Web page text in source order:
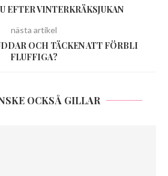
EFTER VINTERKRÄKSJUKAN
nästa artikel
OCH TÄCKEN ATT FÖRBLI
FLUFFIGA?
OCKSÅ GILLAR